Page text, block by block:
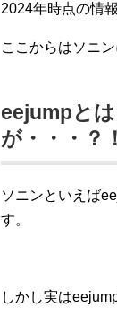
2024年時点の情
ここからはソニ
eejumpと
が・・・？！
ソニンといえば
す。
しかし実は